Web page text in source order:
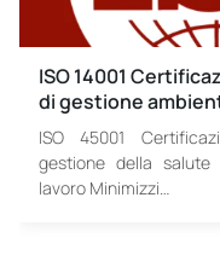
ISO 14001
di gestione
ISO 45001
gestione della
lavoro Minimizzi…